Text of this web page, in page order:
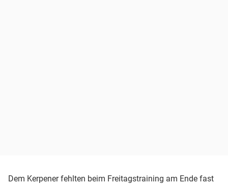
Dem Kerpener fehlten beim Freitagstraining am Ende fast